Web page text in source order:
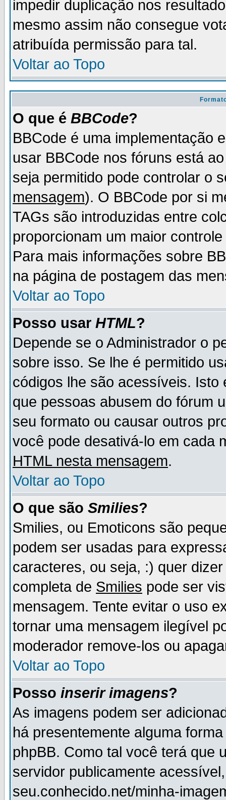
impedir duplicação nos
mesmo assim não consegue
atribuída permissão para tal.
Voltar ao Topo
O que é BBCode?
BBCode é uma implementação
usar BBCode nos fóruns está
seja permitido pode controlar o
mensagem). O BBCode por si
TAGs são introduzidas entre
proporcionam um maior
Para mais informações sobre
na página de postagem das
Voltar ao Topo
Posso usar HTML?
Depende se o Administrador o
sobre isso. Se lhe é permitido
códigos lhe são acessíveis.
que pessoas abusem do fórum
seu formato ou causar outros
você pode desativá-lo em cada
HTML nesta mensagem.
Voltar ao Topo
O que são Smilies?
Smilies, ou Emoticons são
podem ser usadas para
caracteres, ou seja, :) quer
completa de Smilies pode ser
mensagem. Tente evitar o uso
tornar uma mensagem ilegível
moderador remove-los ou
Voltar ao Topo
Posso inserir imagens?
As imagens podem ser
há presentemente alguma
phpBB. Como tal você terá que
servidor publicamente
seu.conhecido.net/minha-